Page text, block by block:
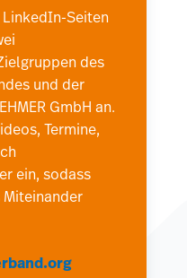
Seiten
des
und der
GmbH an.
Termine,
ein, sodass